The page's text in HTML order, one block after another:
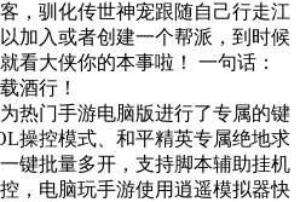
，驯化传世神宠跟随自己行走江
加入或者创建一个帮派，到时候
看大侠你的本事啦！ 一句话：
酒行！
热门手游电脑版进行了专属的键
操控模式、和平精英专属绝地求
键批量多开，支持脚本辅助挂机
，电脑玩手游使用逍遥模拟器快